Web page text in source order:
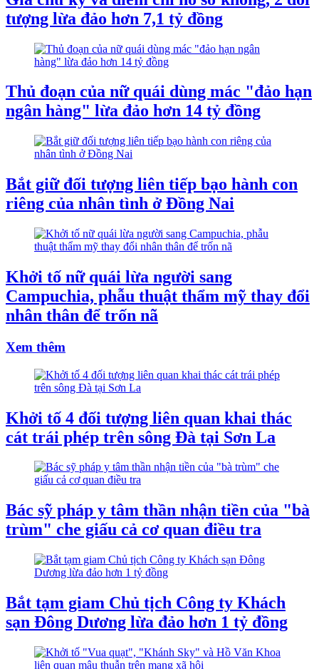
tượng lừa đảo hơn 7,1 tỷ đồng
Thủ đoạn của nữ quái dùng mác "đảo hạn
ngân hàng" lừa đảo hơn 14 tỷ đồng
Bắt giữ đối tượng liên tiếp bạo hành con
riêng của nhân tình ở Đồng Nai
Khởi tố nữ quái lừa người sang
Campuchia, phẫu thuật thẩm mỹ thay đổi
nhân thân để trốn nã
Xem thêm
Khởi tố 4 đối tượng liên quan khai thác
cát trái phép trên sông Đà tại Sơn La
Bác sỹ pháp y tâm thần nhận tiền của "bà
trùm" che giấu cả cơ quan điều tra
Bắt tạm giam Chủ tịch Công ty Khách
sạn Đông Dương lừa đảo hơn 1 tỷ đồng